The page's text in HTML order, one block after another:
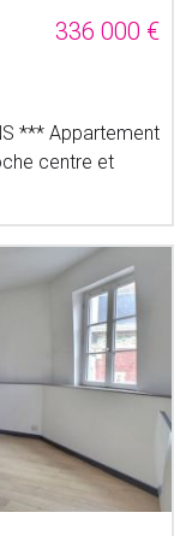
336 000 €
*** Appartement
centre et